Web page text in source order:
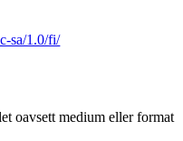
sa/1.0/fi/
oavsett medium eller format